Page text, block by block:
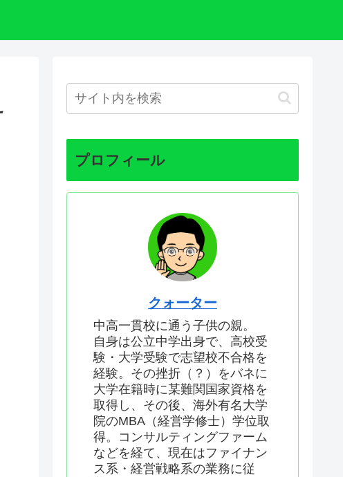
プロフィール
クォーター
中高一貫校に通う子供の親。
自身は公立中学出身で、高校受
験・大学受験で志望校不合格を
経験。その挫折（？）をバネに
大学在籍時に某難関国家資格を
取得し、その後、海外有名大学
院のMBA（経営学修士）学位取
得。コンサルティングファーム
などを経て、現在はファイナン
ス系・経営戦略系の業務に従